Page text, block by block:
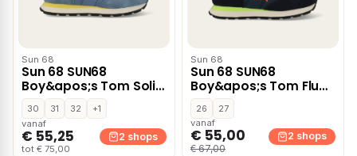
Sun 68
Sun 68 SUN68
Boy&apos;s Tom Solid
– Blauw
30 31 32
+1
vanaf
€ 55,25
tot € 75,00
2 shops
Sun 68
Sun 68 SUN68
Boy&apos;s Tom Fluo
– Donker blauw
26
27
vanaf
€ 55,00
€ 67,00
2 shops